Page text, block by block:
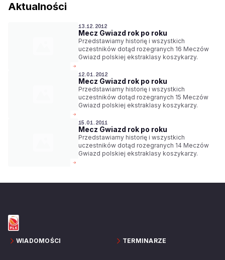
Aktualności
13.12.2012
Mecz Gwiazd rok po roku
Przedstawiamy historię i wszystkich
uczestników dotąd rozegranych 16 Meczów
Gwiazd polskiej ekstraklasy koszykarzy.
12.01.2012
Mecz Gwiazd rok po roku
Przedstawiamy historię i wszystkich
uczestników dotąd rozegranych 15 Meczów
Gwiazd polskiej ekstraklasy koszykarzy.
15.01.2011
Mecz Gwiazd rok po roku
Przedstawiamy historię i wszystkich
uczestników dotąd rozegranych 14 Meczów
Gwiazd polskiej ekstraklasy koszykarzy.
WIADOMOŚCI TERMINARZE